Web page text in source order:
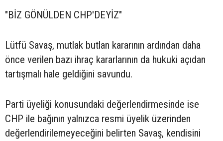
"BİZ GÖNÜLDEN CHP'DEYİZ"
Lütfü Savaş, mutlak butlan kararının ardından daha
önce verilen bazı ihraç kararlarının da hukuki açıdan
tartışmalı hale geldiğini savundu.
Parti üyeliği konusundaki değerlendirmesinde ise
CHP ile bağının yalnızca resmi üyelik üzerinden
değerlendirilemeyeceğini belirten Savaş, kendisini